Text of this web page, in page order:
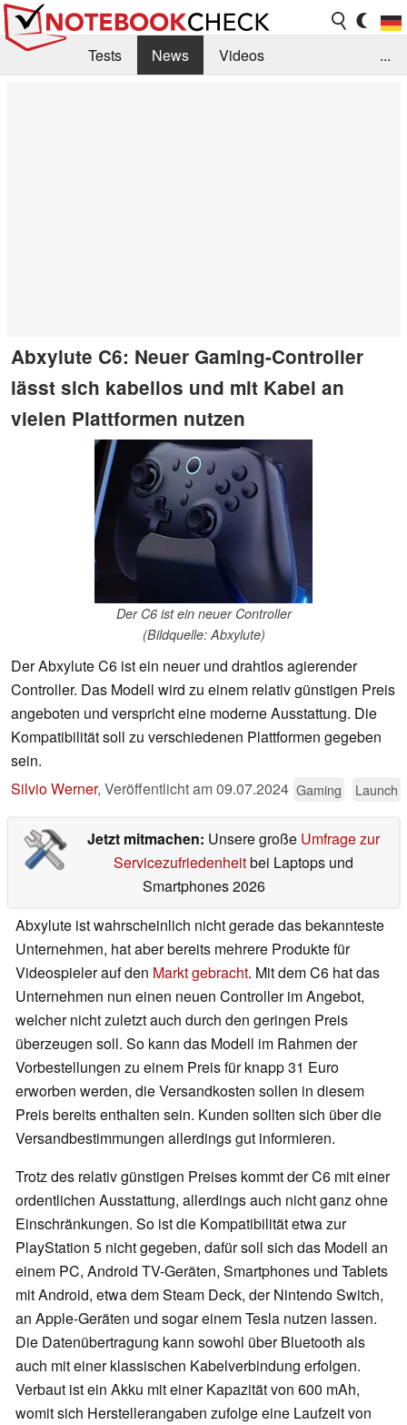
Tests News
Videos
...
Abxylute C6: Neuer Gaming-Controller
lässt sich kabellos und mit Kabel an
vielen Plattformen nutzen
Der C6 ist ein neuer Controller
(Bildquelle: Abxylute)
Der Abxylute C6 ist ein neuer und drahtlos agierender
Controller. Das Modell wird zu einem relativ günstigen Preis
angeboten und verspricht eine moderne Ausstattung. Die
Kompatibilität soll zu verschiedenen Plattformen gegeben
sein.
Silvio Werner, Veröffentlicht am09.07.2024 Gaming Launch
Jetzt mitmachen: Unsere große Umfrage zur
Servicezufriedenheitbei Laptops und
Smartphones 2026
Abxylute ist wahrscheinlich nicht gerade das bekannteste
Unternehmen, hat aber bereits mehrere Produkte für
Videospieler auf den Markt gebracht. Mit dem C6 hat das
Unternehmen nun einen neuen Controller im Angebot,
welcher nicht zuletzt auch durch den geringen Preis
überzeugen soll. So kann das Modell im Rahmen der
Vorbestellungen zu einem Preis für knapp 31 Euro
erworben werden, die Versandkosten sollen in diesem
Preis bereits enthalten sein. Kunden sollten sich über die
Versandbestimmungen allerdings gut informieren.
Trotz des relativ günstigen Preises kommt der C6 mit einer
ordentlichen Ausstattung, allerdings auch nicht ganz ohne
Einschränkungen. So ist die Kompatibilität etwa zur
PlayStation 5 nicht gegeben, dafür soll sich das Modell an
einem PC, Android TV-Geräten, Smartphones und Tablets
mit Android, etwa dem Steam Deck, der Nintendo Switch,
an Apple-Geräten und sogar einem Tesla nutzen lassen.
Die Datenübertragung kann sowohl über Bluetooth als
auch mit einer klassischen Kabelverbindung erfolgen.
Verbaut ist ein Akku mit einer Kapazität von 600 mAh,
womit sich Herstellerangaben zufolge eine Laufzeit von